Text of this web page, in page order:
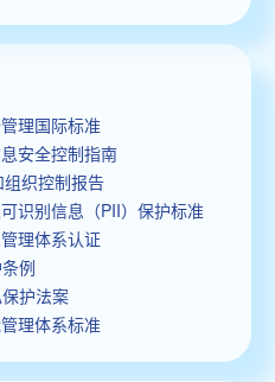
理国际标准
安全控制指南
织控制报告
识别信息（PII）保护标准
理体系认证
例
护法案
理体系标准